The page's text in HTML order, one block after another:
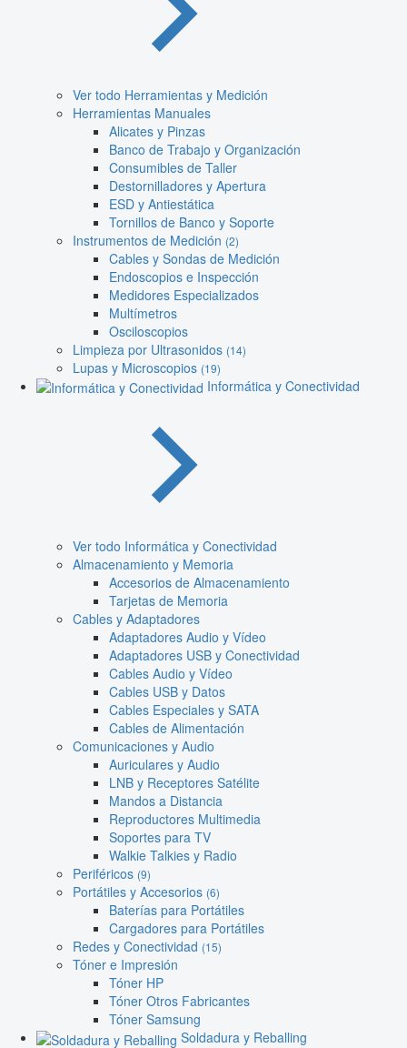
Ver todo Herramientas y Medición
Herramientas Manuales
Alicates y Pinzas
Banco de Trabajo y Organización
Consumibles de Taller
Destornilladores y Apertura
ESD y Antiestática
Tornillos de Banco y Soporte
Instrumentos de Medición (2)
Cables y Sondas de Medición
Endoscopios e Inspección
Medidores Especializados
Multímetros
Osciloscopios
Limpieza por Ultrasonidos (14)
Lupas y Microscopios (19)
Informática y Conectividad
Ver todo Informática y Conectividad
Almacenamiento y Memoria
Accesorios de Almacenamiento
Tarjetas de Memoria
Cables y Adaptadores
Adaptadores Audio y Vídeo
Adaptadores USB y Conectividad
Cables Audio y Vídeo
Cables USB y Datos
Cables Especiales y SATA
Cables de Alimentación
Comunicaciones y Audio
Auriculares y Audio
LNB y Receptores Satélite
Mandos a Distancia
Reproductores Multimedia
Soportes para TV
Walkie Talkies y Radio
Periféricos (9)
Portátiles y Accesorios (6)
Baterías para Portátiles
Cargadores para Portátiles
Redes y Conectividad (15)
Tóner e Impresión
Tóner HP
Tóner Otros Fabricantes
Tóner Samsung
Soldadura y Reballing